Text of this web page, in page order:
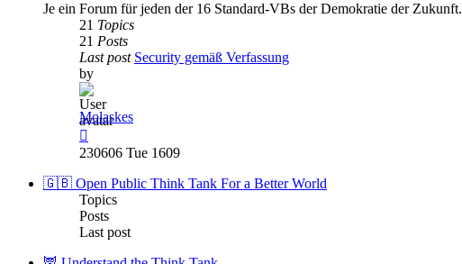
Je ein Forum für jeden der 16 Standard-VBs der Demokratie der Zukunft.
21 Topics
21 Posts
Last post Security gemäß Verfassung
by
Molaskes
the
post
230606 Tue 1609
🇬🇧 Open Public Think Tank For a Better World
Topics
Posts
Last post